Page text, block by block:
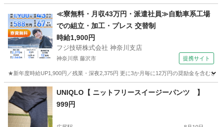
辰巳駅 毛皮 振袖
≪寮無料・月収43万円・派遣社員≫自動車系工場
での組立・加工・プレス 交替制
時給1,900円
フジ技研株式会社 神奈川支店
神奈川県 藤沢市 提携サイト
★新年度時給UP1,900円／残業・深夜2,375円 更に3か月毎に12万円の奨励金を含む
神奈川 藤沢市 UNIQLO【 ニットフリースイージーパンツ 】
999円